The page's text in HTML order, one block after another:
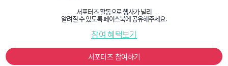
서포터즈 활동으로 행사가 널리
알려질 수 있도록 페이스북에 공유해주세요.
참여 혜택보기
서포터즈 참여하기